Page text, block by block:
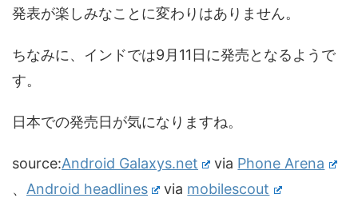
発表が楽しみなことに変わりはありません。
ちなみに、インドでは9月11日に発売となるようで
す。
日本での発売日が気になりますね。
source:Android Galaxys.net via Phone Arena
、 Android headlines via mobilescout